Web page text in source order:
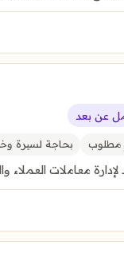
عن بعد
مطلوب بحاجة لسيرة
معاملات العملاء